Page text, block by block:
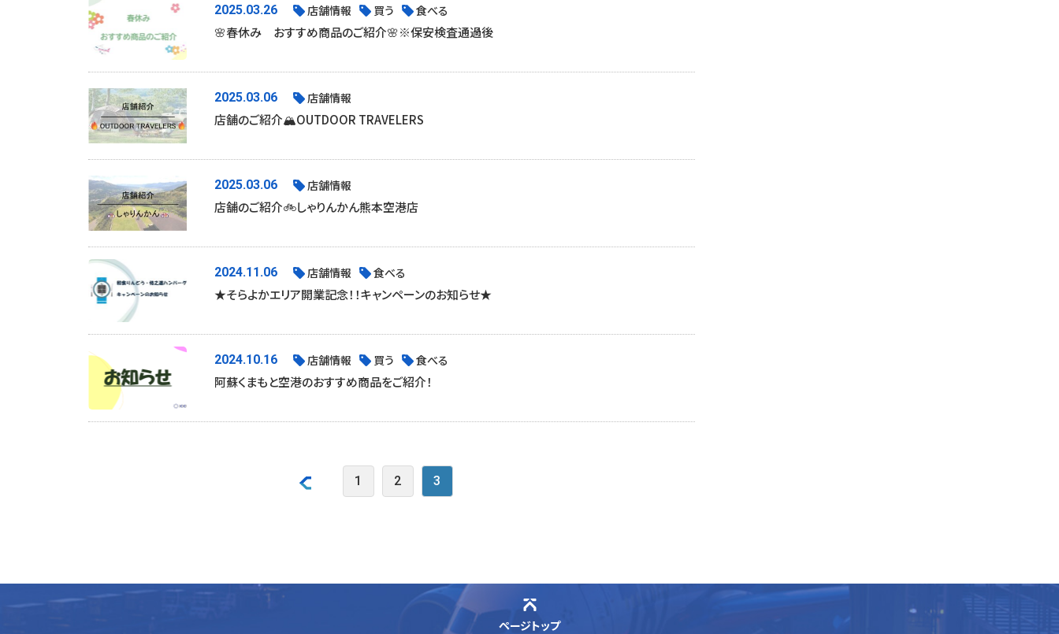
2025.03.26 店舗情報 買う 食べる
🌸春休み おすすめ商品のご紹介🌸※保安検査通過後
2025.03.06 店舗情報
店舗のご紹介🏔OUTDOOR TRAVELERS
2025.03.06 店舗情報
店舗のご紹介🚲しゃりんかん熊本空港店
2024.11.06 店舗情報 食べる
★そらよかエリア開業記念！！キャンペーンのお知らせ★
2024.10.16 店舗情報 買う 食べる
阿蘇くまもと空港のおすすめ商品をご紹介！
1 2 3
ページトップ